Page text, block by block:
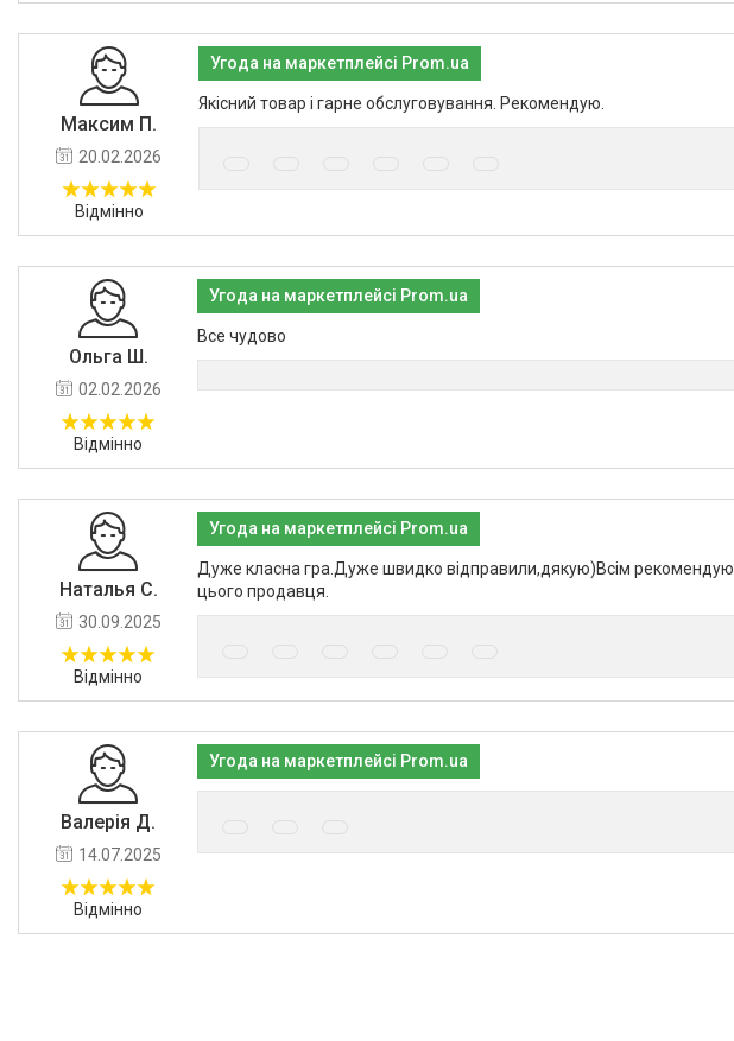
Максим П.
20.02.2026
Відмінно
Угода на маркетплейсі Prom.ua
Якісний товар і гарне обслуговування. Рекомендую.
Ольга Ш.
02.02.2026
Відмінно
Угода на маркетплейсі Prom.ua
Все чудово
Наталья С.
30.09.2025
Відмінно
Угода на маркетплейсі Prom.ua
Дуже класна гра.Дуже швидко відправили,дякую)Всім рекомендую
цього продавця.
Валерія Д.
14.07.2025
Відмінно
Угода на маркетплейсі Prom.ua